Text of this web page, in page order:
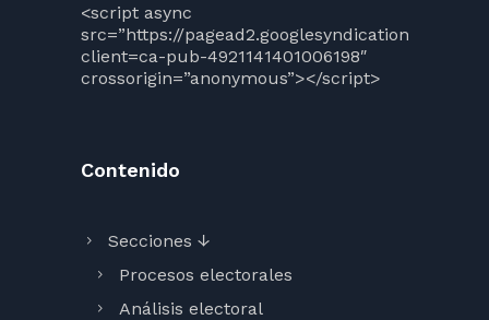
<script async
src=”https://pagead2.googlesyndication.com/
client=ca-pub-4921141401006198″
crossorigin=”anonymous”></script>
Contenido
Secciones ↓
Procesos electorales
Análisis electoral